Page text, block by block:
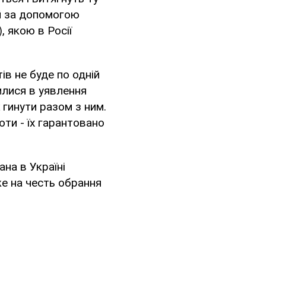
за допомогою
якою в Росії
не буде по одній
в уявлення
разом з ним.
- їх гарантовано
в Україні
на честь обрання